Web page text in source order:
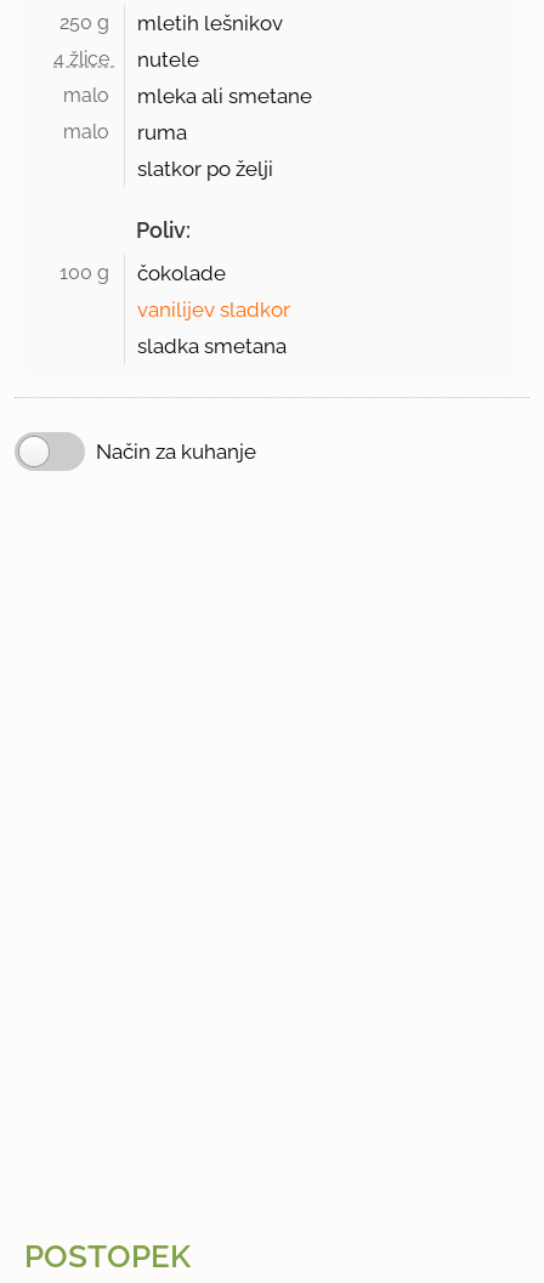
250 g mletih lešnikov
4 žlice nutele
malo mleka ali smetane
malo
ruma
slatkor po želji
Poliv:
100 g
čokolade
vanilijev sladkor
sladka smetana
Način za kuhanje
POSTOPEK